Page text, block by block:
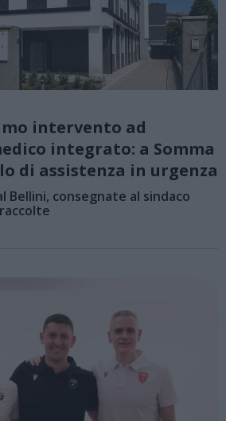
intervento ad
integrato: a Somma
di assistenza in urgenza
Bellini, consegnate al sindaco